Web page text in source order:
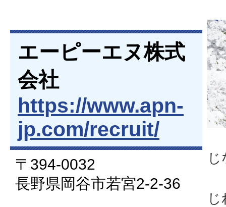
エーピーエヌ株式
会社
https://www.apn-
jp.com/recruit/
〒394-0032
⾧野県岡谷市若宮2-2-36